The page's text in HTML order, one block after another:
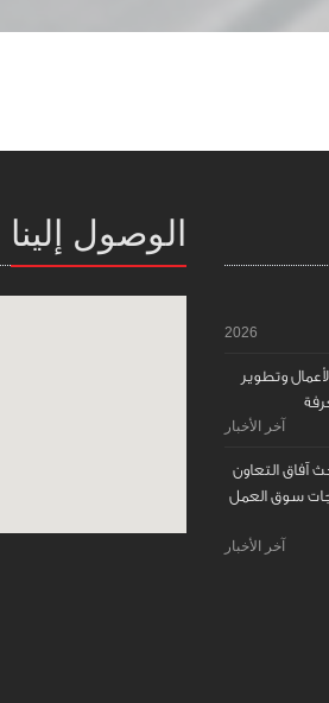
2026
وتطوير
آخر الأخبار
آفاق التعاون
سوق العمل
آخر الأخبار
الوصول إلينا